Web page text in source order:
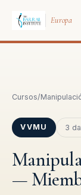
Europa
Cursos/
VVMU 3
—